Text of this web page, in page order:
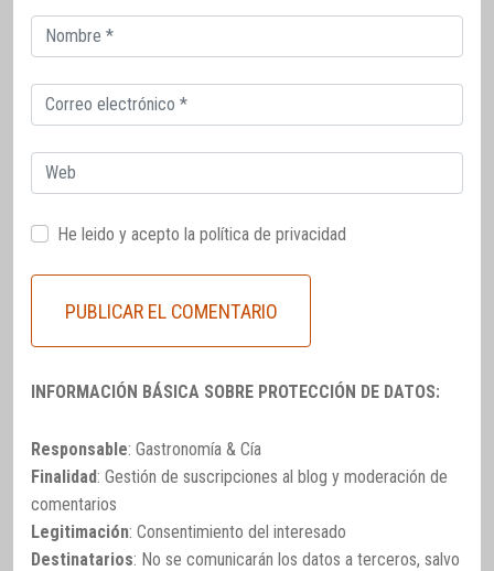
Correo
electrónico
Correo
electrónico
Web
He leido y acepto la política de privacidad
INFORMACIÓN BÁSICA SOBRE PROTECCIÓN DE DATOS:
Responsable: Gastronomía & Cía
Finalidad: Gestión de suscripciones al blog y moderación de
comentarios
Legitimación: Consentimiento del interesado
Destinatarios: No se comunicarán los datos a terceros, salvo